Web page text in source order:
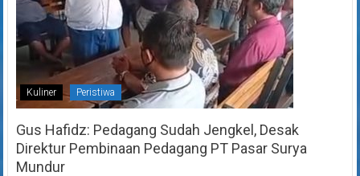
Kuliner Peristiwa
Gus Hafidz: Pedagang Sudah Jengkel, Desak
Direktur Pembinaan Pedagang PT Pasar Surya
Mundur